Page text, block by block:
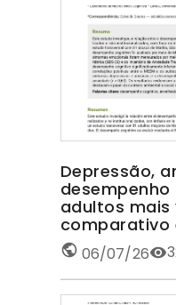
Depressão,
adultos mais
comparativo
06/07/26